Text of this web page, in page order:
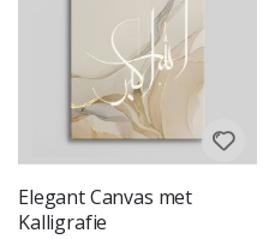
Elegant Canvas met
Kalligrafie